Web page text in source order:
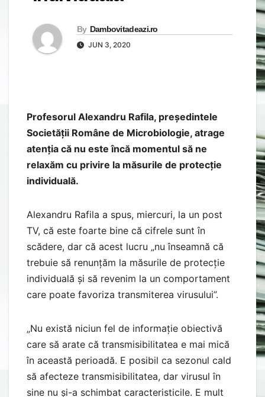
By Dambovitadeazi.ro
JUN 3, 2020
Profesorul Alexandru Rafila, președintele
Societății Române de Microbiologie, atrage
atenția că nu este încă momentul să ne
relaxăm cu privire la măsurile de protecție
individuală.
Alexandru Rafila a spus, miercuri, la un post
TV, că este foarte bine că cifrele sunt în
scădere, dar că acest lucru „nu înseamnă că
trebuie să renunțăm la măsurile de protecție
individuală și să revenim la un comportament
care poate favoriza transmiterea virusului”.
„Nu există niciun fel de informație obiectivă
care să arate că transmisibilitatea e mai mică
în această perioadă. E posibil ca sezonul cald
să afecteze transmisibilitatea, dar virusul în
sine nu și-a schimbat caracteristicile. E mult